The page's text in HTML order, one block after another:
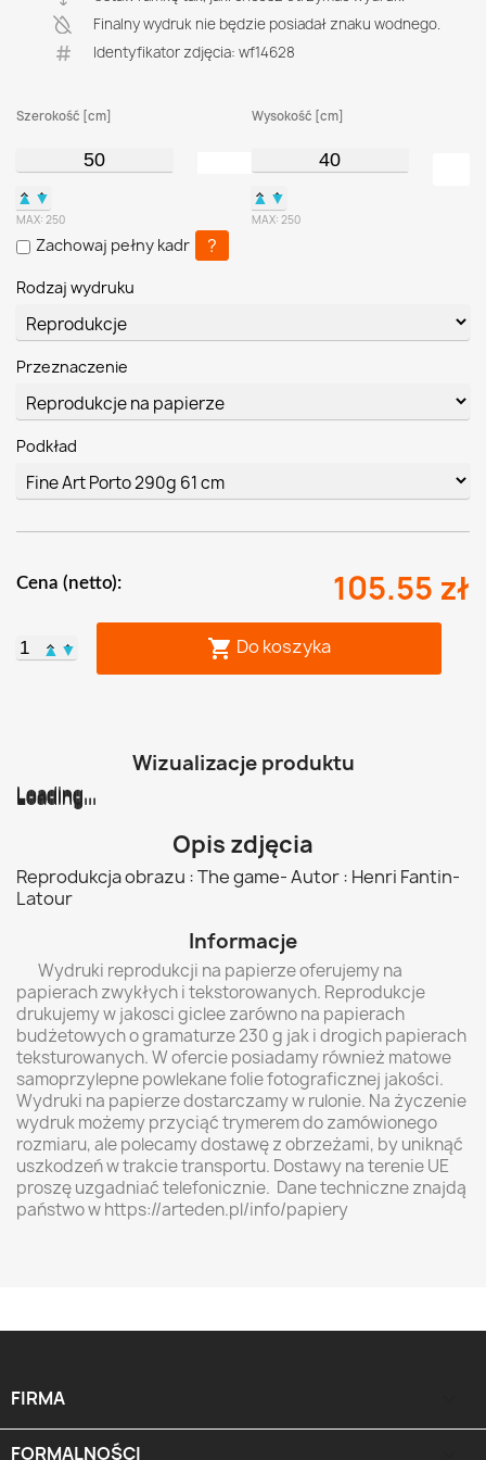
Finalny wydruk nie będzie posiadał znaku wodnego.
Identyfikator zdjęcia: wf14628
Szerokość [cm]
▲ ▼
MAX: 250
Wysokość [cm]
▲ ▼
MAX: 250
Zachowaj pełny kadr ?
Rodzaj wydruku
Przeznaczenie
Podkład
Cena (netto): 105.55 zł
▲ ▼  Do koszyka
Wizualizacje produktu
Loading...
Loading...
Loading...
Loading...
Loading...
Loading...
Opis zdjęcia
Reprodukcja obrazu : The game- Autor : Henri Fantin-
Latour
Informacje
Wydruki reprodukcji na papierze oferujemy na
papierach zwykłych i tekstorowanych. Reprodukcje
drukujemy w jakosci giclee zarówno na papierach
budżetowych o gramaturze 230 g jak i drogich papierach
teksturowanych. W ofercie posiadamy również matowe
samoprzylepne powlekane folie fotograficznej jakości.
Wydruki na papierze dostarczamy w rulonie. Na życzenie
wydruk możemy przyciąć trymerem do zamówionego
rozmiaru, ale polecamy dostawę z obrzeżami, by uniknąć
uszkodzeń w trakcie transportu. Dostawy na terenie UE
proszę uzgadniać telefonicznie. Dane techniczne znajdą
państwo w https://arteden.pl/info/papiery
FIRMA
FORMALNOŚCI